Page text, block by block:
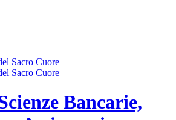
Bancarie,